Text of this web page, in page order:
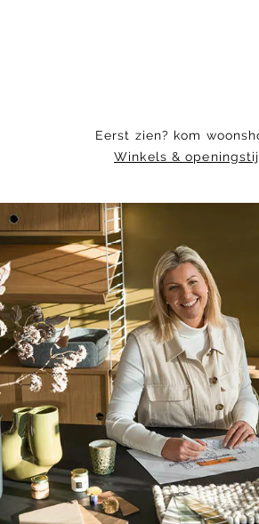
Eerst zien? kom
Winkels &